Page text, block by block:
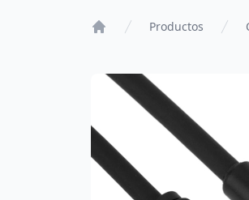
Productos